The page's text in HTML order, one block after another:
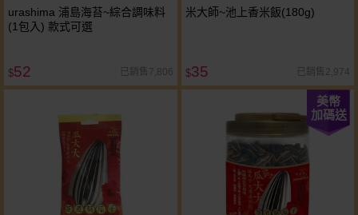
urashima 浦島海苔~綜合調味料
(1包入) 款式可選
$52 已銷售7,806
米大師~池上香米飯(180g)
$35 已銷售2,974
美幣
加碼送